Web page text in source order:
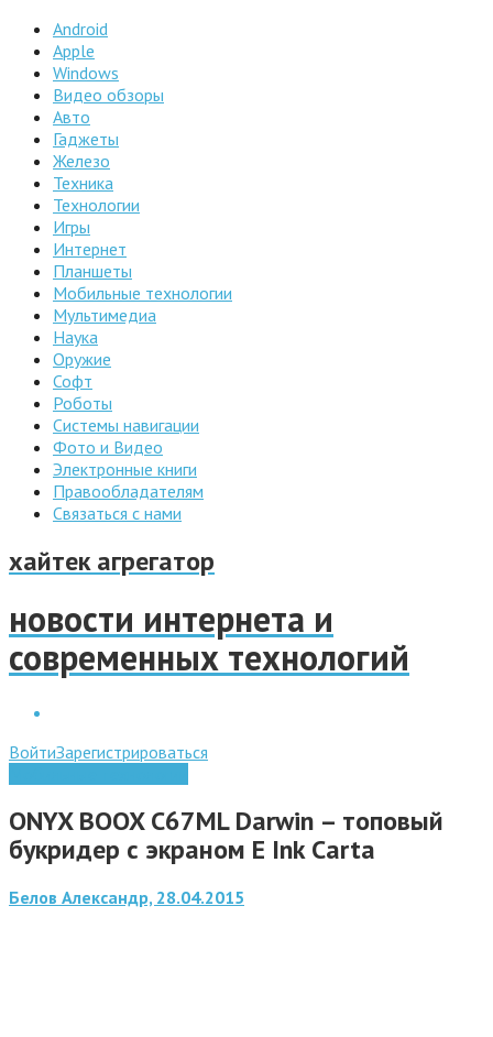
Android
Apple
Windows
Видео обзоры
Авто
Гаджеты
Железо
Техника
Технологии
Игры
Интернет
Планшеты
Мобильные технологии
Мультимедиа
Наука
Оружие
Софт
Роботы
Системы навигации
Фото и Видео
Электронные книги
Правообладателям
Связаться с нами
хайтек агрегатор
новости интернета и
современных технологий
ВойтиЗарегистрироваться
ONYX BOOX C67ML Darwin – топовый
букридер с экраном E Ink Carta
Белов Александр, 28.04.2015